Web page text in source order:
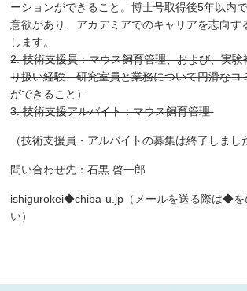
ーションができること。博士号取得後5年以内
意欲があり、アカデミアでのキャリアを志向す
します。
2. 技術支援員：マウス飼育管理、および、実
り扱い経験、研究室員と業務について円滑なコ
ができること）
3. 技術支援アルバイト：マウス飼育管理
（技術支援員・アルバイトの募集は終了しまし
問い合わせ先：石黒 啓一郎
ishigurokei◆chiba-u.jp（メールを送る際は◆を
い）